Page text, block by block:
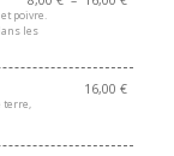
poivre.
les
16,00€
terre,